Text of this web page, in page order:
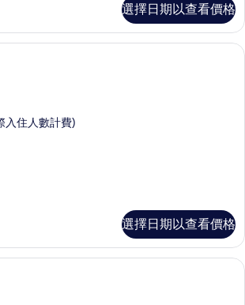
選擇日期以查看價格
埃及棉床單、高級寢具、迷你吧、客
入住人數計費)
選擇日期以查看價格